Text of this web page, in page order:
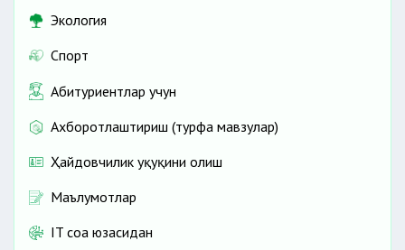
Экология
Спорт
Абитуриентлар учун
Ахборотлаштириш (турфа мавзулар)
Ҳайдовчилик ҳуқуқини олиш
Маълумотлар
IT соҳа юзасидан